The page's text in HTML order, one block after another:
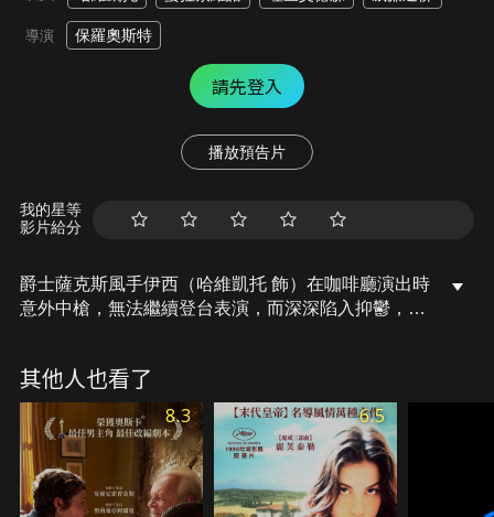
導演 保羅奧斯特
請先登入
播放預告片
我的星等
影片給分
爵士薩克斯風手伊西（哈維凱托 飾）在咖啡廳演出時
意外中槍，無法繼續登台表演，而深深陷入抑鬱，這
演員西莉亞（蜜拉索維諾 飾），在石頭神秘力量的催
化下，兩人墜入愛河……。
其他人也看了
8.3 6.5